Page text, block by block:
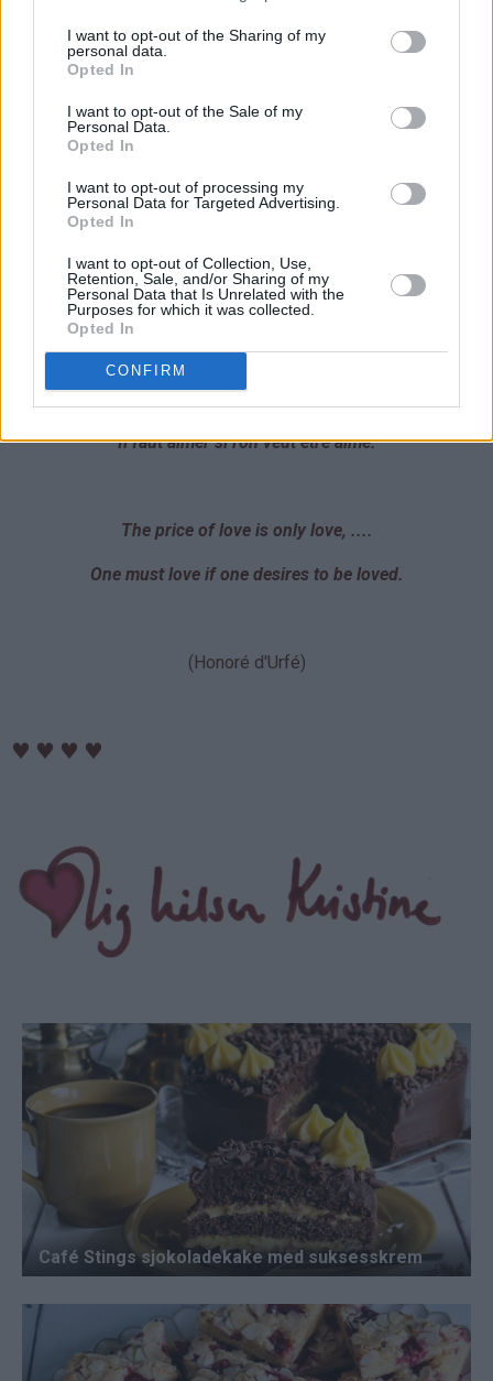
I want to opt-out of the Sharing of my
personal data.
Opted In
I want to opt-out of the Sale of my
Personal Data.
Opted In
I want to opt-out of processing my
Personal Data for Targeted Advertising.
Opted In
I want to opt-out of Collection, Use,
Retention, Sale, and/or Sharing of my
Personal Data that Is Unrelated with the
Purposes for which it was collected.
Opted In
CONFIRM
Til deg fra meg:
Il faut aimer si l'on veut être aimé.
The price of love is only love, ....
One must love if one desires to be loved.
(Honoré d'Urfé)
♥ ♥ ♥ ♥